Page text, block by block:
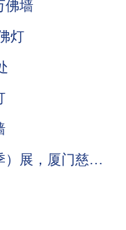
佛墙
灯
展，厦门慈愿